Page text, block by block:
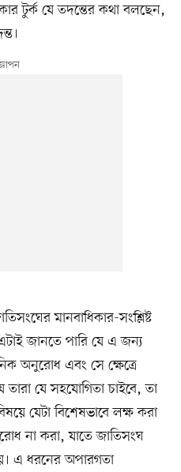
টুর্ক যে তদন্তের কথা বলছেন,
মানবাধিকার-সংশ্লিষ্ট
জানতে পারি যে এ জন্য
অনুরোধ এবং সে ক্ষেত্রে
যে সহযোগিতা চাইবে, তা
যেটা বিশেষভাবে লক্ষ করা
না করা, যাতে জাতিসংঘ
এ ধরনের অপারগতা